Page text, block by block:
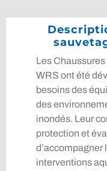
Les
WRS ont été
besoins des
des
inondés. Leur
protection et
d’accompagner
interventions